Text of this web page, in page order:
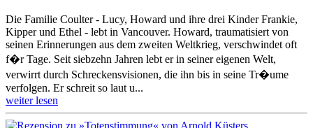
Die Familie Coulter - Lucy, Howard und ihre drei Kinder Frankie,
Kipper und Ethel - lebt in Vancouver. Howard, traumatisiert von
seinen Erinnerungen aus dem zweiten Weltkrieg, verschwindet oft
f�r Tage. Seit siebzehn Jahren lebt er in seiner eigenen Welt,
verwirrt durch Schreckensvisionen, die ihn bis in seine Tr�ume
verfolgen. Er schreit so laut u...
weiter lesen